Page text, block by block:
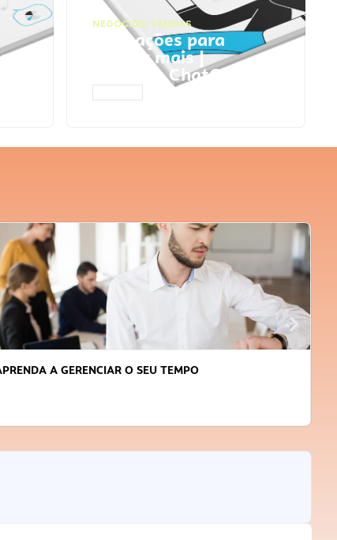
NEGÓCIOS, VENDAS
Faça ações para
vender mais |
Prompts ChatGPT
A GERENCIAR O SEU TEMPO